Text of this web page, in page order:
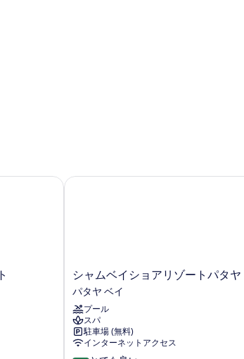
シ
ャ
ム
ベ
イ
シ
ョ
シャムベイショアリゾートパタヤ
パタヤ ベイ
プール
スパ
駐車場 (無料)
インターネットアクセス
シャムベイショアリゾートパタヤ